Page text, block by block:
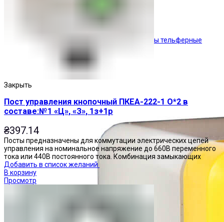
Посты тельферные
Закрыть
Пост управления кнопочный ПКЕА-222-1 О*2 в
составе:№1 «Ц», «З», 1з+1р
₴397.14
Посты предназначены для коммутации электрических цепей
управления на номинальное напряжение до 660В переменного
тока или 440В постоянного тока. Комбинация замыкающих
Добавить в список желаний
В корзину
Просмотр